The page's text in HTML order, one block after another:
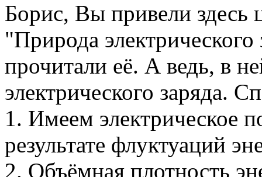
Борис, Вы привели здесь
"Природа
прочитали её. А ведь, в
электрического заряда.
1. Имеем электрическое
результате флуктуаций
2. Объёмная плотность